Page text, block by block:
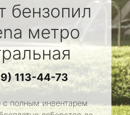
бензопил
метро
113-44-73
полным инвентарем